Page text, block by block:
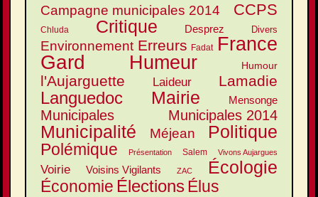
Campagne municipales 2014 CCPS
Chluda Critique Desprez Divers
Environnement Erreurs Fadat France
Gard Humeur Humour
l'Aujarguette Laideur Lamadie
Languedoc Mairie Mensonge
Municipales Municipales 2014
Municipalité Méjean Politique
Polémique Présentation Salem Vivons Aujargues
Voirie Voisins Vigilants ZAC Écologie
Économie ÉlectionsÉlus